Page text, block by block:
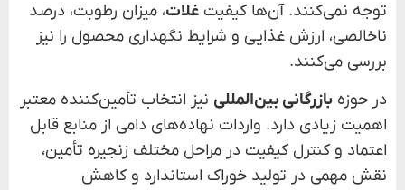
توجه نمی‌کنند. آن‌ها کیفیت غلات، میزان رطوبت، درصد
ناخالصی، ارزش غذایی و شرایط نگهداری محصول را نیز
بررسی می‌کنند.
در حوزه بازرگانی بین‌المللی نیز انتخاب تأمین‌کننده معتبر
اهمیت زیادی دارد. واردات نهاده‌های دامی از منابع قابل
اعتماد و کنترل کیفیت در مراحل مختلف زنجیره تأمین،
نقش مهمی در تولید خوراک استاندارد و کاهش